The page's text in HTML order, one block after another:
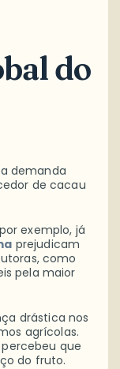
do
demanda
de cacau
exemplo, já
prejudicam
como
pela maior
drástica nos
agrícolas.
que
do fruto.